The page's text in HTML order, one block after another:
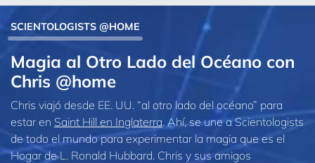
SCIENTOLOGISTS @HOME
Magia al Otro Lado del Océano con
Chris @home
Chris viajó desde EE. UU. “al otro lado del océano” para
estar en Saint Hill en Inglaterra. Ahí, se une a Scientologists
de todo el mundo para experimentar la magia que es el
Hogar de L. Ronald Hubbard. Chris y sus amigos